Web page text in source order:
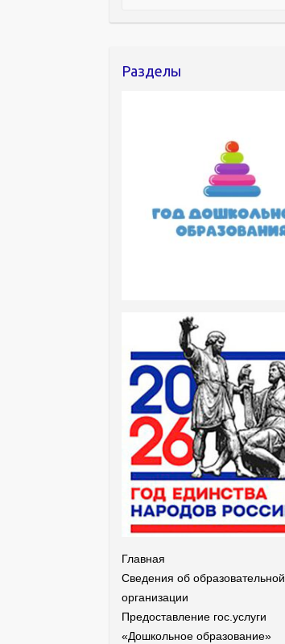
Разделы
Главная
Сведения об образовательной
организации
Предоставление гос.услуги
«Дошкольное образование»